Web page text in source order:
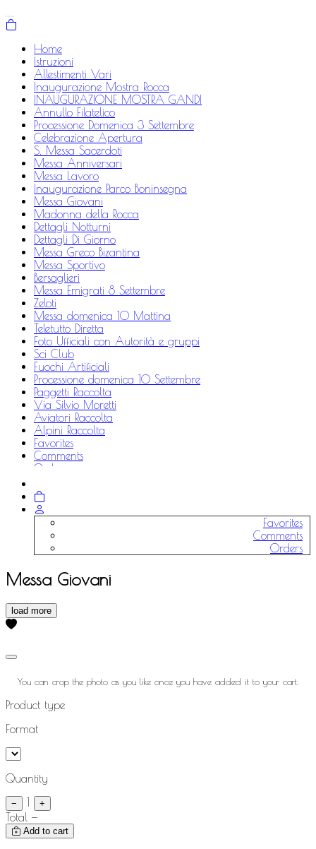
Home
Istruzioni
Allestimenti Vari
Inaugurazione Mostra Rocca
INAUGURAZIONE MOSTRA GANDI
Annullo Filatelico
Processione Domenica 3 Settembre
Celebrazione Apertura
S. Messa Sacerdoti
Messa Anniversari
Messa Lavoro
Inaugurazione Parco Boninsegna
Messa Giovani
Madonna della Rocca
Dettagli Notturni
Dettagli Di Giorno
Messa Greco Bizantina
Messa Sportivo
Bersaglieri
Messa Emigrati 8 Settembre
Zeloti
Messa domenica 10 Mattina
Teletutto Diretta
Foto Ufficiali con Autorità e gruppi
Sci Club
Fuochi Artificiali
Processione domenica 10 Settembre
Paggetti Raccolta
Via Silvio Moretti
Aviatori Raccolta
Alpini Raccolta
Favorites
Comments
Orders
Favorites
Comments
Orders
Messa Giovani
load more
You can crop the photo as you like once you have added it to your cart.
Product type
Format
Quantity
− 1 +
Total —
Add to cart